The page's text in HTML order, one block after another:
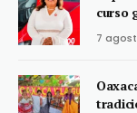
curso
7